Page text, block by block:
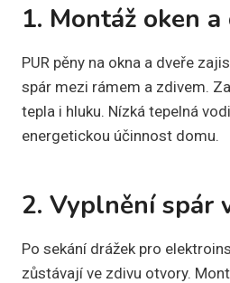
1. Montáž oken
PUR pěny na okna a dveře
spár mezi rámem a zdivem.
tepla i hluku. Nízká tepelná
energetickou účinnost domu.
2. Vyplnění spár
Po sekání drážek pro
zůstávají ve zdivu otvory.